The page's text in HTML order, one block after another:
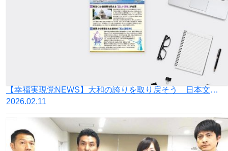
【幸福実現党NEWS】大和の誇りを取り戻そう 日本文明を創造した 天御祖神
2026.02.11